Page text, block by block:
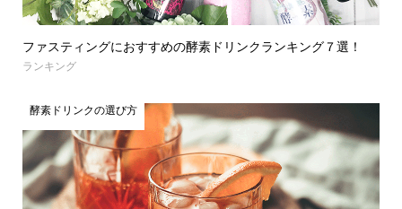
ファスティングにおすすめの酵素ドリンクランキング７選！
ランキング
酵素ドリンクの選び方